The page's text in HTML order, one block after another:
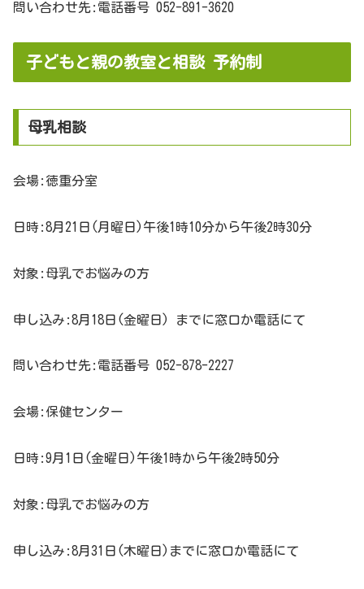
問い合わせ先:電話番号 052-891-3620
子どもと親の教室と相談 予約制
母乳相談
会場:徳重分室
日時:8月21日(月曜日)午後1時10分から午後2時30分
対象:母乳でお悩みの方
申し込み:8月18日(金曜日) までに窓口か電話にて
問い合わせ先:電話番号 052-878-2227
会場:保健センター
日時:9月1日(金曜日)午後1時から午後2時50分
対象:母乳でお悩みの方
申し込み:8月31日(木曜日)までに窓口か電話にて